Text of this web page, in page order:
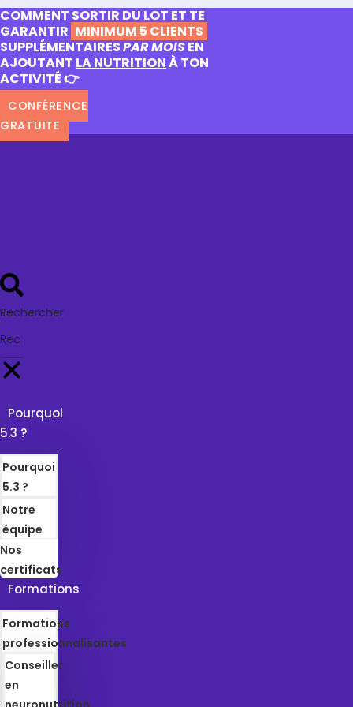
COMMENT SORTIR DU LOT ET TE
GARANTIR MINIMUM 5 CLIENTS
SUPPLÉMENTAIRESPAR MOISEN
AJOUTANT LA NUTRITIONÀ TON
ACTIVITÉ 👉
CONFÉRENCE
GRATUITE
Rechercher
Pourquoi
5.3 ?
Pourquoi
5.3 ?
Notre
équipe
Nos
certificats
Formations
Formations
professionnalisantes
Conseiller
en